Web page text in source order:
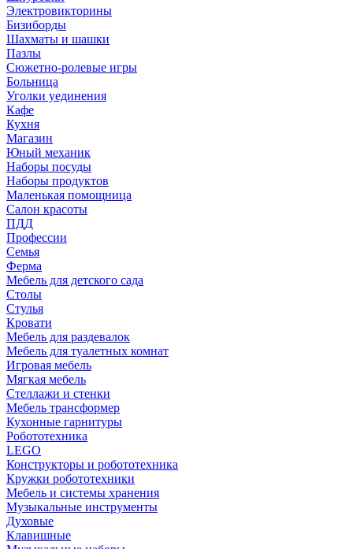
Электровикторины
Бизиборды
Шахматы и шашки
Пазлы
Сюжетно-ролевые игры
Больница
Уголки уединения
Кафе
Кухня
Магазин
Юный механик
Наборы посуды
Наборы продуктов
Маленькая помощница
Салон красоты
ПДД
Профессии
Семья
Ферма
Мебель для детского сада
Столы
Cтулья
Кровати
Мебель для раздевалок
Мебель для туалетных комнат
Игровая мебель
Мягкая мебель
Стеллажи и стенки
Мебель трансформер
Кухонные гарнитуры
Робототехника
LEGO
Конструкторы и робототехника
Кружки робототехники
Мебель и системы хранения
Музыкальные инструменты
Духовые
Клавишные